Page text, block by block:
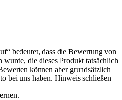
bedeutet, dass die Bewertung von
wurde, die dieses Produkt tatsächlich
können aber grundsätzlich
bei uns haben. Hinweis schließen